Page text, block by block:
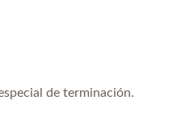
de terminación.